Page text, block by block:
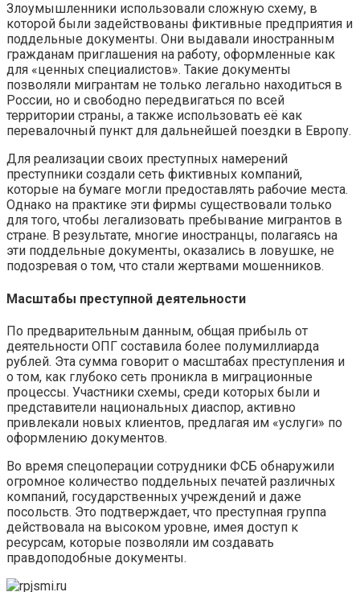
Злоумышленники использовали сложную схему, в
которой были задействованы фиктивные предприятия и
поддельные документы. Они выдавали иностранным
гражданам приглашения на работу, оформленные как
для «ценных специалистов». Такие документы
позволяли мигрантам не только легально находиться в
России, но и свободно передвигаться по всей
территории страны, а также использовать её как
перевалочный пункт для дальнейшей поездки в Европу.
Для реализации своих преступных намерений
преступники создали сеть фиктивных компаний,
которые на бумаге могли предоставлять рабочие места.
Однако на практике эти фирмы существовали только
для того, чтобы легализовать пребывание мигрантов в
стране. В результате, многие иностранцы, полагаясь на
эти поддельные документы, оказались в ловушке, не
подозревая о том, что стали жертвами мошенников.
Масштабы преступной деятельности
По предварительным данным, общая прибыль от
деятельности ОПГ составила более полумиллиарда
рублей. Эта сумма говорит о масштабах преступления и
о том, как глубоко сеть проникла в миграционные
процессы. Участники схемы, среди которых были и
представители национальных диаспор, активно
привлекали новых клиентов, предлагая им «услуги» по
оформлению документов.
Во время спецоперации сотрудники ФСБ обнаружили
огромное количество поддельных печатей различных
компаний, государственных учреждений и даже
посольств. Это подтверждает, что преступная группа
действовала на высоком уровне, имея доступ к
ресурсам, которые позволяли им создавать
правдоподобные документы.